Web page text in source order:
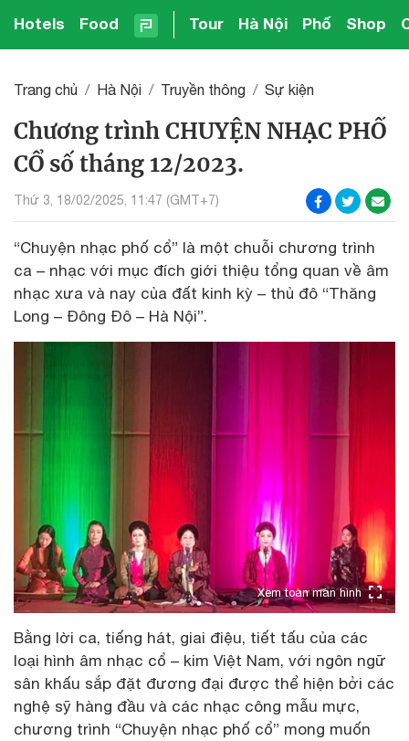
Hotels Food Tour Hà Nội Phố Shop
Trang chủ Hà Nội Truyền thông Sự kiện
Chương trình CHUYỆN NHẠC PHỐ
CỔ số tháng 12/2023.
Thứ 3, 18/02/2025, 11:47 (GMT+7)
“Chuyện nhạc phố cổ” là một chuỗi chương trình
ca – nhạc với mục đích giới thiệu tổng quan về âm
nhạc xưa và nay của đất kinh kỳ – thủ đô “Thăng
Long – Đông Đô – Hà Nội”.
Xem toàn màn hình
Bằng lời ca, tiếng hát, giai điệu, tiết tấu của các
loại hình âm nhạc cổ – kim Việt Nam, với ngôn ngữ
sân khấu sắp đặt đương đại được thể hiện bởi các
nghệ sỹ hàng đầu và các nhạc công mẫu mực,
chương trình “Chuyện nhạc phố cổ” mong muốn